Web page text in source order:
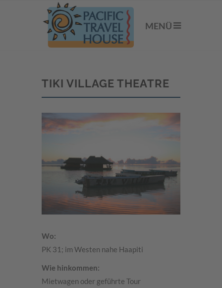
MENÜ
TIKI VILLAGE THEATRE
Wo:
PK 31; im Westen nahe Haapiti
Wie hinkommen:
Mietwagen oder geführte Tour